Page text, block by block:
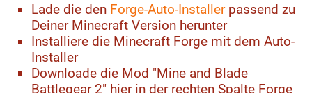
Lade die den Forge-Auto-Installerpassend zu
Deiner Minecraft Version herunter
Installiere die Minecraft Forge mit dem Auto-
Installer
Downloade die Mod "Mine and Blade
Battlegear 2" hier in der rechten Spalte Forge